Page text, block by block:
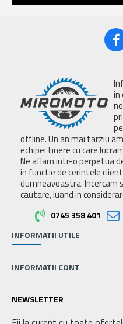
in
offline. Un an mai tarziu
echipei tinere cu care
Ne aflam intr-o perpetua
in functie de cerintele
dumneavoastra. Incercam
cautare, luand in
0745 358 401
INFORMATII UTILE
INFORMATII CONT
NEWSLETTER